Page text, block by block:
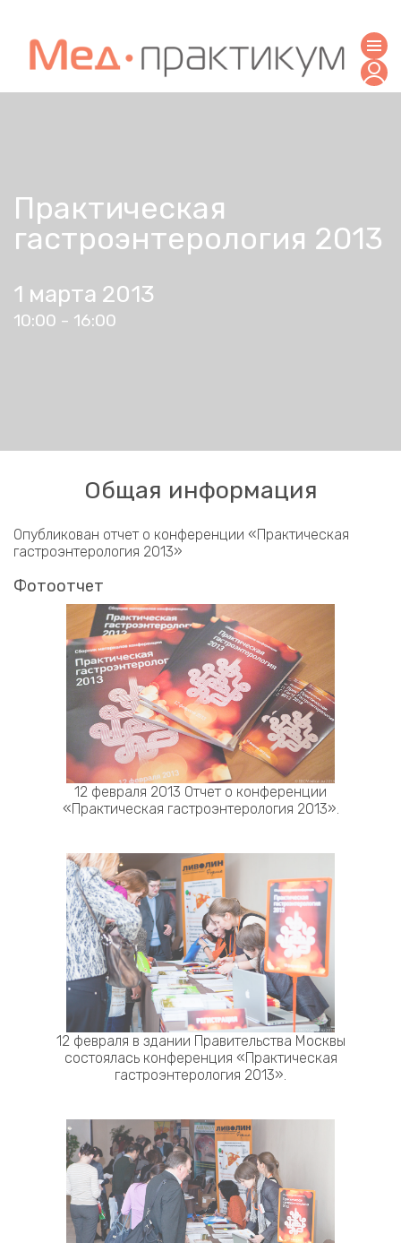
Практическая
гастроэнтерология 2013
1 марта 2013
10:00 - 16:00
Общая информация
Опубликован отчет о конференции «Практическая
гастроэнтерология 2013»
Фотоотчет
12 февраля 2013 Отчет о конференции
«Практическая гастроэнтерология 2013».
12 февраля в здании Правительства Москвы
состоялась конференция «Практическая
гастроэнтерология 2013».